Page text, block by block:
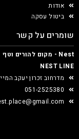
אודות
ביטול עסקה
שומרים על קשר
Nest - מקום להורים וטף
NEST LINE
מדרחוב זכרון יעקב
051-2525380